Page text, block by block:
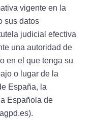
vigente en la
sus datos
judicial efectiva
una autoridad de
en el que tenga su
o lugar de la
España, la
Española de